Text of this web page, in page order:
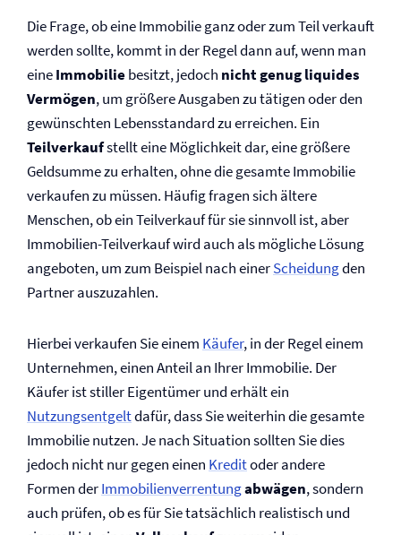
Die Frage, ob eine Immobilie ganz oder zum Teil verkauft
werden sollte, kommt in der Regel dann auf, wenn man
eineImmobiliebesitzt, jedoch nicht genug liquides
Vermögen, um größere Ausgaben zu tätigen oder den
gewünschten Lebensstandard zu erreichen. Ein
Teilverkaufstellt eine Möglichkeit dar, eine größere
Geldsumme zu erhalten, ohne die gesamte Immobilie
verkaufen zu müssen. Häufig fragen sich ältere
Menschen, ob ein Teilverkauf für sie sinnvoll ist, aber
Immobilien-Teilverkauf wird auch als mögliche Lösung
angeboten, um zum Beispiel nach einerScheidungden
Partner auszuzahlen.
Hierbei verkaufen Sie einem Käufer, in der Regel einem
Unternehmen, einen Anteil an Ihrer Immobilie. Der
Käufer ist stiller Eigentümer und erhält ein
Nutzungsentgeltdafür, dass Sie weiterhin die gesamte
Immobilie nutzen. Je nach Situation sollten Sie dies
jedoch nicht nur gegen einen Kreditoder andere
Formen derImmobilien­verrentungabwägen, sondern
auch prüfen, ob es für Sie tatsächlich realistisch und